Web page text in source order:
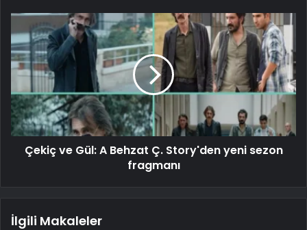
Çekiç ve Gül: A Behzat Ç. Story'den yeni sezon
fragmanı
İlgili Makaleler